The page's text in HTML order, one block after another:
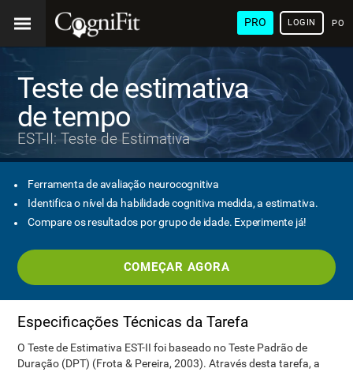
PRO LOGIN
Teste de estimativa
de tempo
EST-II: Teste de Estimativa
Ferramenta de avaliação neurocognitiva
Identifica o nível da habilidade cognitiva medida, a estimativa.
Compare os resultados por grupo de idade. Experimente já!
COMEÇAR AGORA
Especificações Técnicas da Tarefa
O Teste de Estimativa EST-II foi baseado no Teste Padrão de
Duração (DPT) (Frota & Pereira, 2003). Através desta tarefa, a